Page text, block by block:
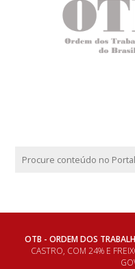
OTB - ORDEM DOS
CASTRO, COM 24% E